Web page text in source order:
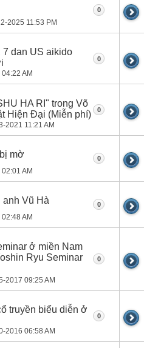
2025 11:53 PM
0
7 dan US aikido
04:22 AM
0
HA RI" trong Võ
Hiện Đại (Miễn phí)
2021 11:21 AM
0
mờ
02:01 AM
0
Vũ Hà
02:48 AM
0
ở miền Nam
Ryu Seminar
2017 09:25 AM
0
truyền biểu diễn ở
2016 06:58 AM
0